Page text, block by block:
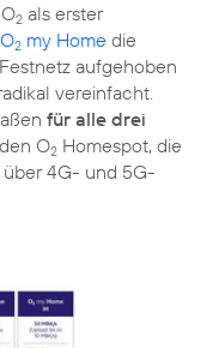
2 als erster
O2 my Home die
aufgehoben
vereinfacht.
für alle drei
O2 Homespot, die
4G- und 5G-